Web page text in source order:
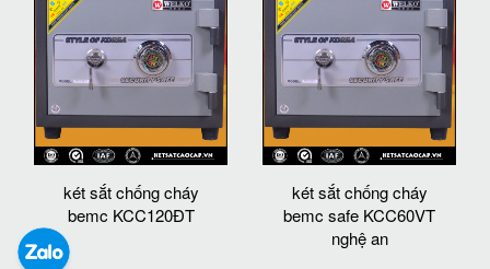
két sắt chống cháy
bemc KCC120ĐT
két sắt chống cháy
bemc safe KCC60VT
nghệ an